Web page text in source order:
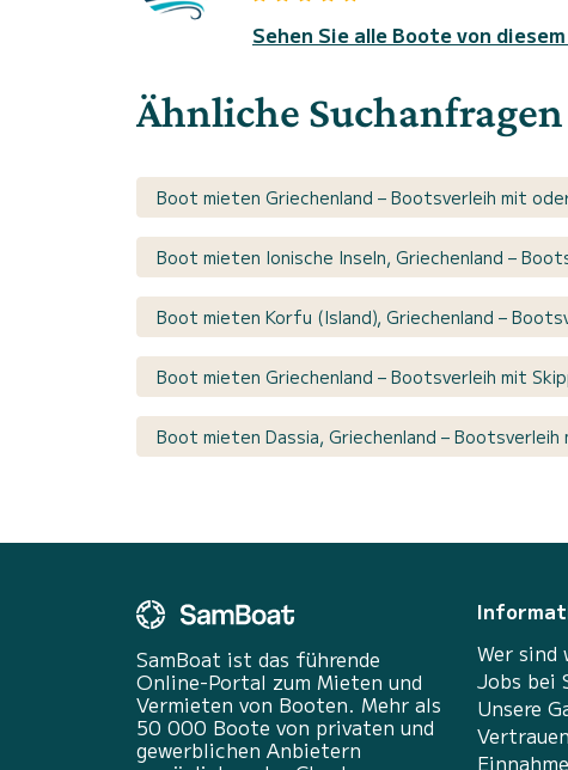
Sehen Sie alle Boote von
Ähnliche Suchanfragen
Boot mieten Griechenland – Bootsverleih mit
Boot mieten Ionische Inseln, Griechenland –
Boot mieten Korfu (Island), Griechenland –
Boot mieten Griechenland – Bootsverleih mit
Boot mieten Dassia, Griechenland – Bootsverleih
SamBoat ist das führende
Online-Portal zum Mieten und
Vermieten von Booten. Mehr als
50 000 Boote von privaten und
gewerblichen Anbietern
Wer sind
Jobs bei
Unsere